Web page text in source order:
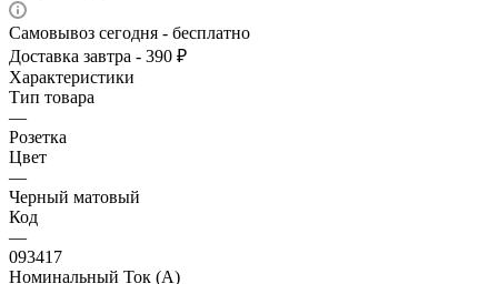
Самовывоз сегодня - бесплатно
Доставка завтра - 390 ₽
Характеристики
Тип товара
—
Розетка
Цвет
—
Черный матовый
Код
—
093417
Номинальный Ток (A)